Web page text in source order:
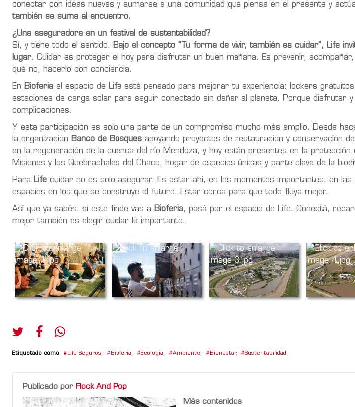
conectar con ideas nuevas y sumarse a una comunidad que piensa en el presente y
también se suma al encuentro.
¿Una aseguradora en un festival de sustentabilidad?
Sí, y tiene todo el sentido.
Bajo el concepto “Tu forma de vivir, también es cuidar”, Life
lugar. Cuidar es proteger el hoy para disfrutar un buen mañana. Es prevenir,
qué no, hacerlo con conciencia.
En Bioferia el espacio de Life está pensado para mejorar tu experiencia: lockers
estaciones de carga solar para seguir conectado sin dañar al planeta. Porque disfrutar
complicaciones.
Y esta participación es solo una parte de un compromiso mucho más amplio. Desde
la organización Banco de Bosques apoyando proyectos de restauración y conservación
en la regeneración de la cuenca del río Mendoza, y hoy están presentes en la
Misiones y los Quebrachales del Chaco, hogar de especies únicas y parte clave de la
Para Life cuidar no es solo asegurar. Es estar ahí, en los momentos importantes, en
espacios en los que se construye el futuro. Estar cerca para que todo fluya mejor.
Así que ya sabés: si este finde vas a Bioferia, pasá por el espacio de Life. Conectá,
mejor también es elegir cuidar lo importante.
Etiquetado como Life Seguros, Bioferia, Ecología, Ambiente, Bienestar, Sustentabilidad ,
Publicado por Rock And Pop
Más contenidos